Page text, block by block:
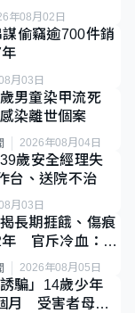
年08月02日
偷竊逾700件銷
月03日
男童染甲流死
染離世個案
2026年08月04日
歲安全經理失
台、送院不治
月03日
長期捱餓、傷痕
官斥冷血：同
2026年08月05日
騙」14歲少年
月 受害者母：